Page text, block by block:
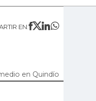
EN:
en Quindío